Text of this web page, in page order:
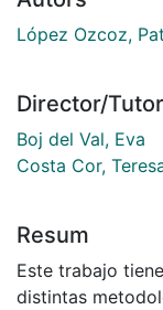
López Ozcoz,
Director/Tutor
Boj del Val, Eva
Costa Cor,
Resum
Este trabajo
distintas metodologías, centrándonos